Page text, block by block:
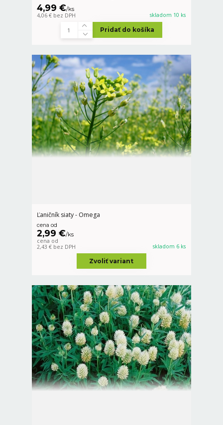
4,99 €/ks
4,06 € bez DPH skladom 10 ks
Pridať do košíka
Ľaničník siaty - Omega
cena od
2,99 €/ks
cena od
2,43 € bez DPH skladom 6 ks
Zvoliť variant